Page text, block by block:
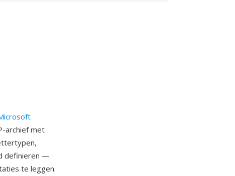
archief met
definieren —
te leggen.